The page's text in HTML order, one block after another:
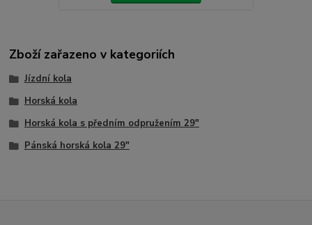
Zboží zařazeno v kategoriích
Jízdní kola
Horská kola
Horská kola s předním odpružením 29"
Pánská horská kola 29"